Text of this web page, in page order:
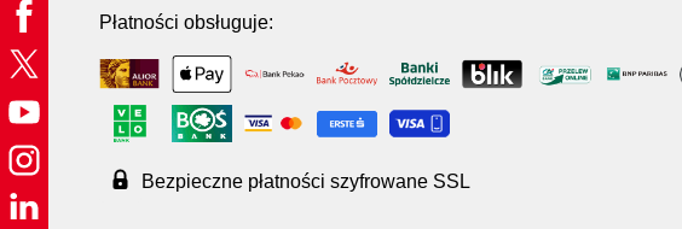
Płatności obsługuje:
Bezpieczne płatności szyfrowane SSL